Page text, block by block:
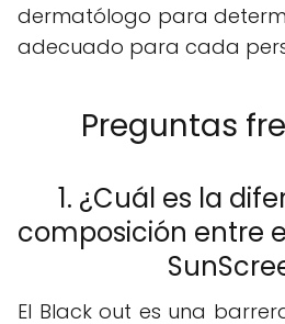
dermatólogo para
adecuado para cada
Preguntas
1. ¿Cuál es la
composición entre
El Black out es una